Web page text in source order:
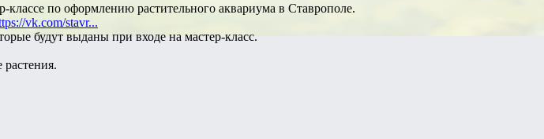
классе по оформлению растительного аквариума в Ставрополе.
vk.com/stavr...
будут выданы при входе на мастер-класс.